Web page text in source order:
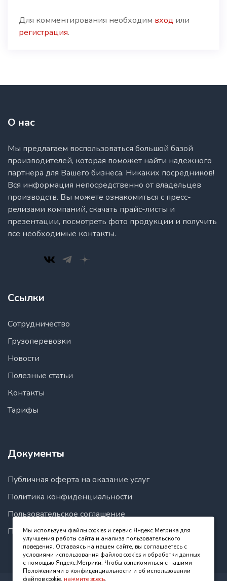
Мы используем файлы cookies и сервис Яндекс.Метрика для
улучшения работы сайта и анализа пользовательского
поведения. Оставаясь на нашем сайте, вы соглашаетесь с
условиями использования файлов cookies и обработки данных
с помощью Яндекс.Метрики. Чтобы ознакомиться с нашими
Положениями о конфиденциальности и об использовании
файлов cookie, нажмите здесь.
Для комментирования необходим вход или
регистрация.
О нас
Мы предлагаем воспользоваться большой базой
производителей, которая поможет найти надежного
партнера для Вашего бизнеса. Никаких посредников!
Вся информация непосредственно от владельцев
производств. Вы можете ознакомиться с пресс-
релизами компаний, скачать прайс-листы и
презентации, посмотреть фото продукции и получить
все необходимые контакты.
Ссылки
Сотрудничество
Грузоперевозки
Новости
Полезные статьи
Контакты
Тарифы
Документы
Публичная оферта на оказание услуг
Политика конфиденциальности
Пользовательское соглашение
Правила пользования сайтом